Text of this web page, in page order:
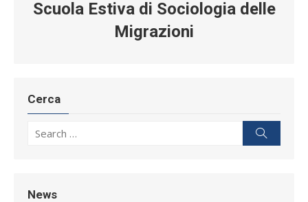
Scuola Estiva di Sociologia delle
Migrazioni
Cerca
News